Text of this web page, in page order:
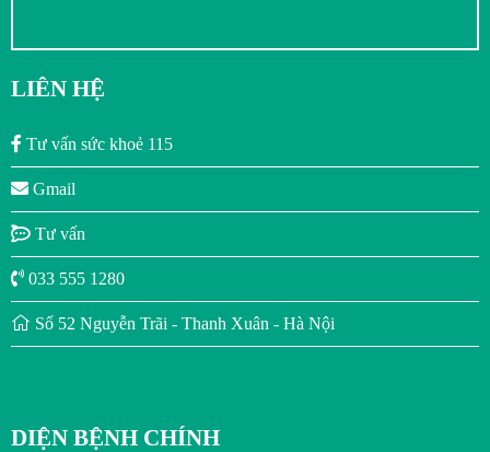
LIÊN HỆ
Tư vấn sức khoẻ 115
Gmail
Tư vấn
033 555 1280
Số 52 Nguyễn Trãi - Thanh Xuân - Hà Nội
DIỆN BỆNH CHÍNH